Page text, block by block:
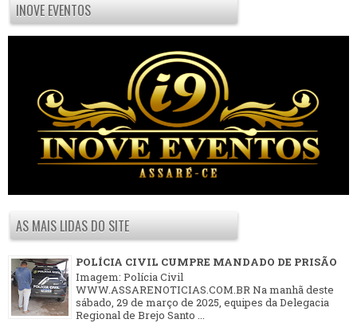
INOVE EVENTOS
AS MAIS LIDAS DO SITE
POLÍCIA CIVIL CUMPRE MANDADO DE PRISÃO
Imagem: Polícia Civil
WWW.ASSARENOTICIAS.COM.BR Na manhã deste
sábado, 29 de março de 2025, equipes da Delegacia
Regional de Brejo Santo ...